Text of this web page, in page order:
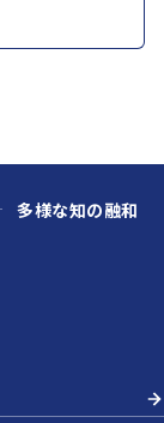
多様な知の融和